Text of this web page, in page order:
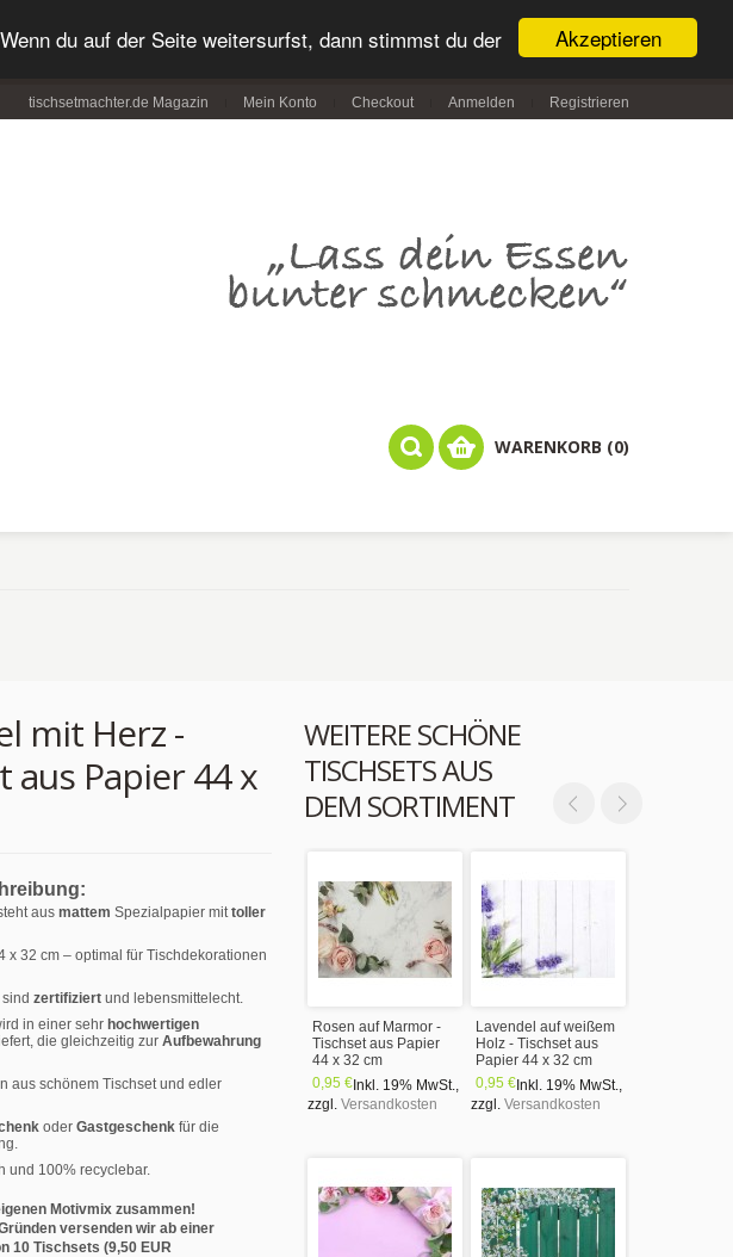
Akzeptieren
du auf der Seite weitersurfst, dann stimmst du der
tischsetmachter.de Magazin Mein Konto Checkout Anmelden Registrieren
WARENKORB (0)
WEITERE SCHÖNE
TISCHSETS AUS
DEM SORTIMENT
Rosen auf Marmor -
Tischset aus Papier
44 x 32 cm
0,95 € Inkl. 19% MwSt.,
zzgl. Versandkosten
Lavendel auf weißem
Holz - Tischset aus
Papier 44 x 32 cm
0,95 € Inkl. 19% MwSt.,
zzgl. Versandkosten
mit Herz -
aus Papier 44 x
aus mattem Spezialpapier mittoller
x 32 cm – optimal für Tischdekorationen
zertifiziert und lebensmittelecht.
in einer sehr hochwertigen
die gleichzeitig zur Aufbewahrung
aus schönem Tischset und edler
oder Gastgeschenk für die
und 100% recyclebar.
Motivmix zusammen!
versenden wir ab einer
10 Tischsets (9,50 EUR